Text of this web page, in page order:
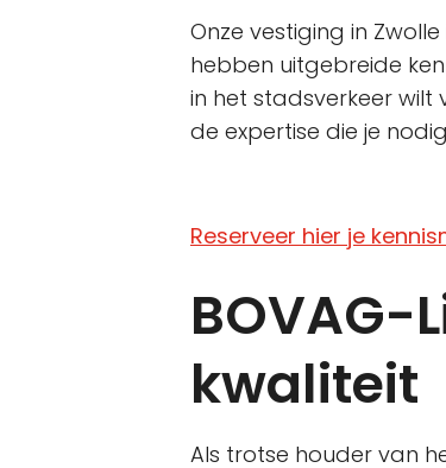
Onze vestiging in
hebben uitgebreide
in het stadsverkeer wilt
de expertise die je
Reserveer hier je
BOVAG-
kwaliteit
Als trotse houder van